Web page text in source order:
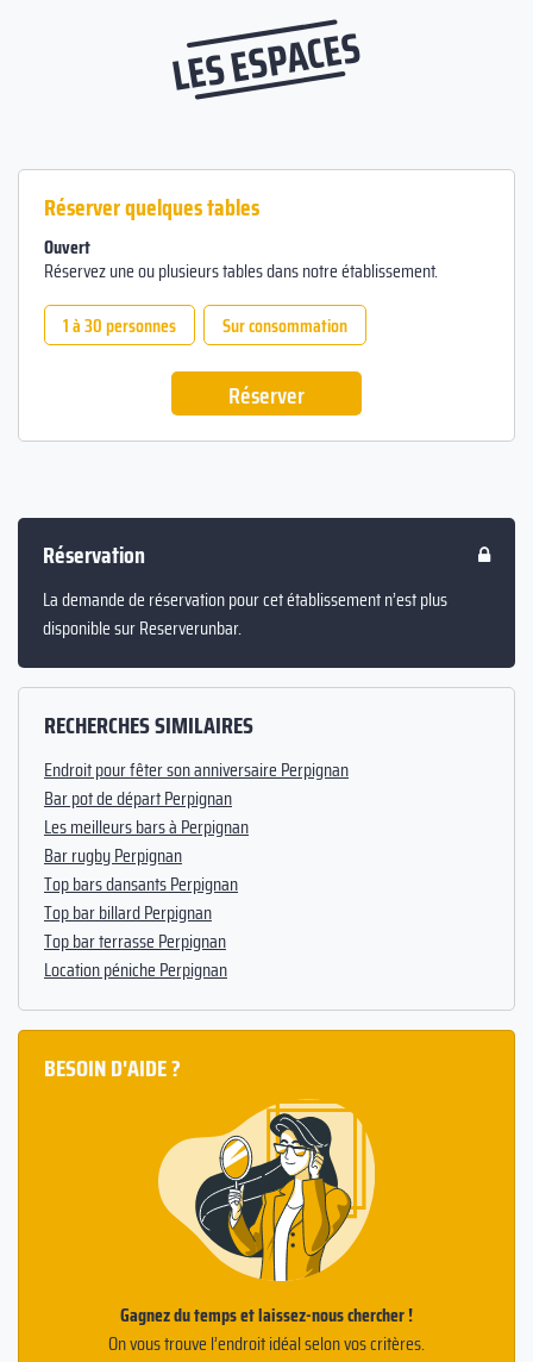
LES ESPACES
Réserver quelques tables
Ouvert
Réservez une ou plusieurs tables dans notre établissement.
1 à 30 personnes
Sur consommation
Réserver
Réservation
La demande de réservation pour cet établissement n’est plus
disponible sur Reserverunbar.
RECHERCHES SIMILAIRES
Endroit pour fêter son anniversaire Perpignan
Bar pot de départ Perpignan
Les meilleurs bars à Perpignan
Bar rugby Perpignan
Top bars dansants Perpignan
Top bar billard Perpignan
Top bar terrasse Perpignan
Location péniche Perpignan
BESOIN D'AIDE ?
Gagnez du temps et laissez-nous chercher !
On vous trouve l’endroit idéal selon vos critères.